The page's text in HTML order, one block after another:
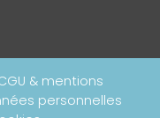
& mentions
personnelles